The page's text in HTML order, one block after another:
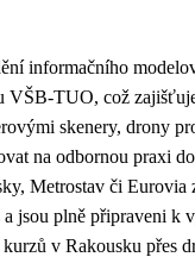
informačního
VŠB-TUO, což
skenery, drony
na odbornou praxi
Metrostav či
jsou plně připraveni k
v Rakousku přes